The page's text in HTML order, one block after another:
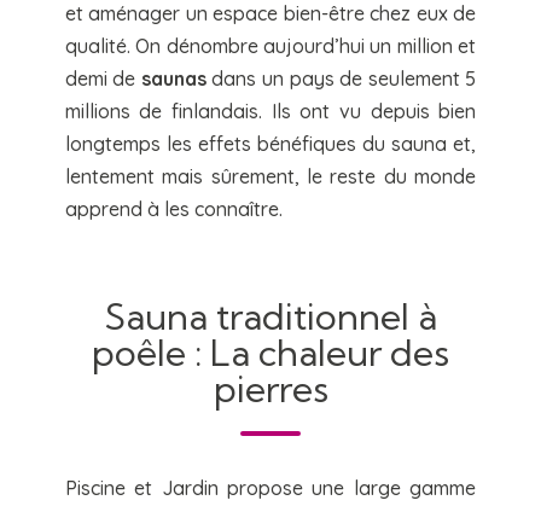
et aménager un espace bien-être chez eux de
qualité. On dénombre aujourd’hui un million et
demi de saunasdans un pays de seulement 5
millions de finlandais. Ils ont vu depuis bien
longtemps les effets bénéfiques du sauna et,
lentement mais sûrement, le reste du monde
apprend à les connaître.
Sauna traditionnel à
poêle : La chaleur des
pierres
Piscine et Jardin propose une large gamme